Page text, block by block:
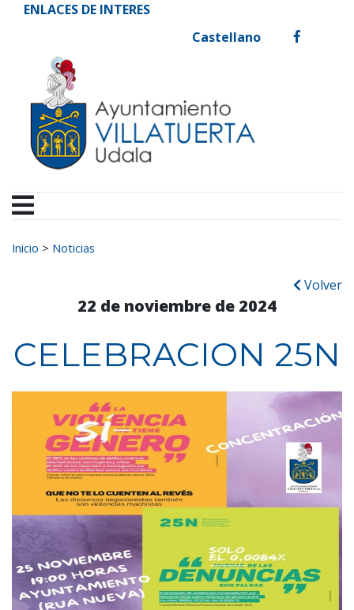
Ir al contenido
Ayuntamiento de
ENLACES DE INTERES
Castellano
facebook
Buscar:
Inicio > Noticias
Volver
22 de noviembre de 2024
CELEBRACION 25N